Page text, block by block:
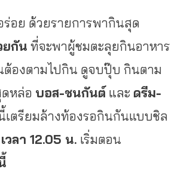
ร่อย ด้วยรายการพากินสุด
ยกัน ที่จะพาผู้ชมตะลุยกินอาหาร
ต้องตามไปกิน ดูจบปุ๊บ กินตาม
หล่อ บอส-ชนกันต์และ ดรีม-
ตรียมล้างท้องรอกินกันแบบชิล
วลา 12.05 น. เริ่มตอน